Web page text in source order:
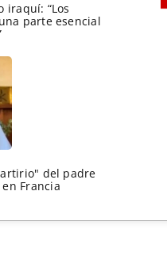
iraquí: “Los
parte esencial
del padre
en Francia